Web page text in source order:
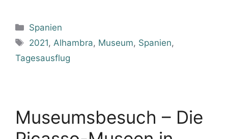
Kategorien
Spanien
Schlagwörter
2021, Alhambra, Museum, Spanien,
Tagesausflug
Museumsbesuch – Die